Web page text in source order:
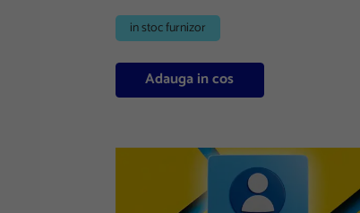
in stoc furnizor
Adauga in cos